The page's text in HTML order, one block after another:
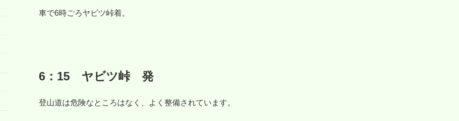
車で6時ごろヤビツ峠着。
6：15 ヤビツ峠 発
登山道は危険なところはなく、よく整備されています。